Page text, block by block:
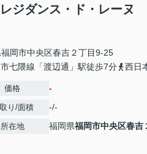
ジダンス・ド・レーヌ
福岡市中央区春吉２丁目9-25
七隈線「渡辺通」駅徒歩7分
西日
価格 -
り/面積 -/-
所在地 福岡県福岡市中央区春吉